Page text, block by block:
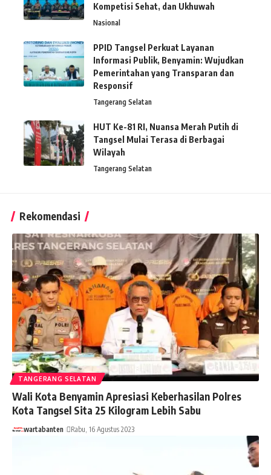
Kompetisi Sehat, dan Ukhuwah
Nasional
PPID Tangsel Perkuat Layanan
Informasi Publik, Benyamin: Wujudkan
Pemerintahan yang Transparan dan
Responsif
Tangerang Selatan
HUT Ke-81 RI, Nuansa Merah Putih di
Tangsel Mulai Terasa di Berbagai
Wilayah
Tangerang Selatan
Rekomendasi
TANGERANG SELATAN
Wali Kota Benyamin Apresiasi Keberhasilan Polres
Kota Tangsel Sita 25 Kilogram Lebih Sabu
wartabanten Rabu, 16 Agustus 2023